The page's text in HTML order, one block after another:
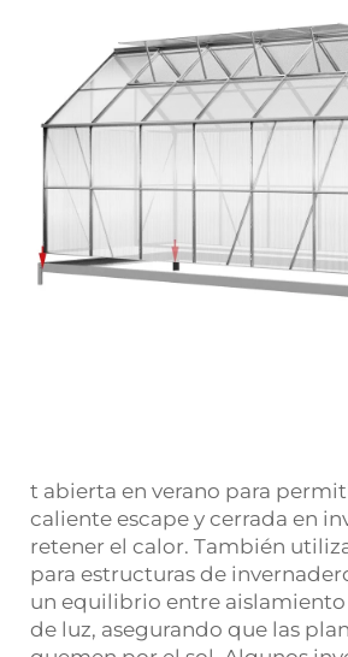
t abierta en verano para
caliente escape y cerrada en
retener el calor. También
para estructuras de
un equilibrio entre
de luz, asegurando que las